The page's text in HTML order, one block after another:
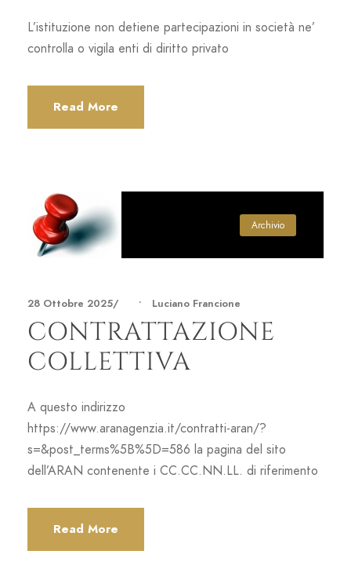
L’istituzione non detiene partecipazioni in società ne’
controlla o vigila enti di diritto privato
Read More
Archivio
28 Ottobre 2025 • Luciano Francione
CONTRATTAZIONE
COLLETTIVA
A questo indirizzo
https://www.aranagenzia.it/contratti-aran/?
s=&post_terms%5B%5D=586 la pagina del sito
dell’ARAN contenente i CC.CC.NN.LL. di riferimento
Read More